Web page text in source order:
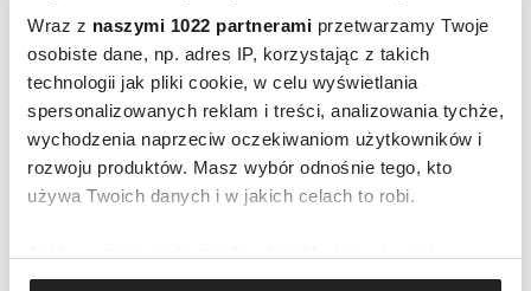
Wraz z naszymi 1022 partnerami przetwarzamy Twoje
osobiste dane, np. adres IP, korzystając z takich
technologii jak pliki cookie, w celu wyświetlania
spersonalizowanych reklam i treści, analizowania tychże,
wychodzenia naprzeciw oczekiwaniom użytkowników i
rozwoju produktów. Masz wybór odnośnie tego, kto
używa Twoich danych i w jakich celach to robi.
Gromadzić dane dotyczące Twojej lokalizacji
zaczyna się wzmacniać, a z czasem staje się
ważniejsza niż wykorzeniany nawyk.
Długość procesu kształtowania nawyku tak
naprawdę nie ma znaczenia, ponieważ
ostatecznym celem jest zdolność do
konsekwentnego wykonywania danej czynności